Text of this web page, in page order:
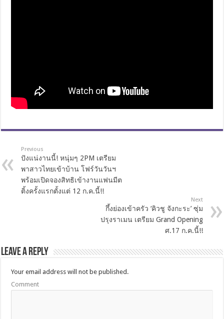
Previous
ปังแน่งานนี้! หนุ่มๆ 2PM เตรียม
พาสาวไทยเข้าบ้าน โฟร์วันวันฯ
พร้อมเปิดจองสิทธิเข้างานแฟนมีต
ติ้งครั้งแรกตั้งแต่ 12 ก.ค.นี้!!
Next
กึ้งย่องเข้าครัว ‘คิวชู จังกะระ’ ซุ่ม
ปรุงราเมน เตรียม Grand Opening
ศ.17 ก.ค.นี้!!
Leave a Reply
Your email address will not be published.
Comment